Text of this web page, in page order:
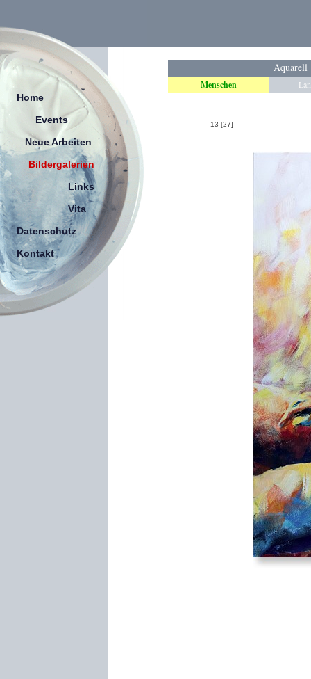
Aquarell
Menschen
13 [27]
Home
Events
Neue Arbeiten
Bildergalerien
Links
Vita
Datenschutz
Kontakt